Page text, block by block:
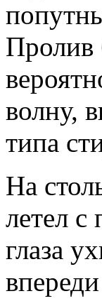
Пролив
волну,
типа
На
летел
глаза